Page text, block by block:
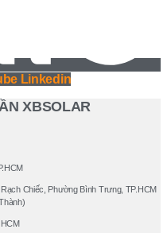
Linkedin
XBSOLAR
Chiếc, Phường Bình Trưng, TP.HCM